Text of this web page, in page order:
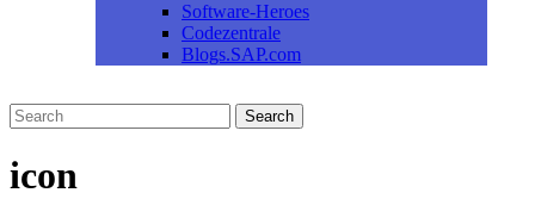
Software-Heroes
Codezentrale
Blogs.SAP.com
icon